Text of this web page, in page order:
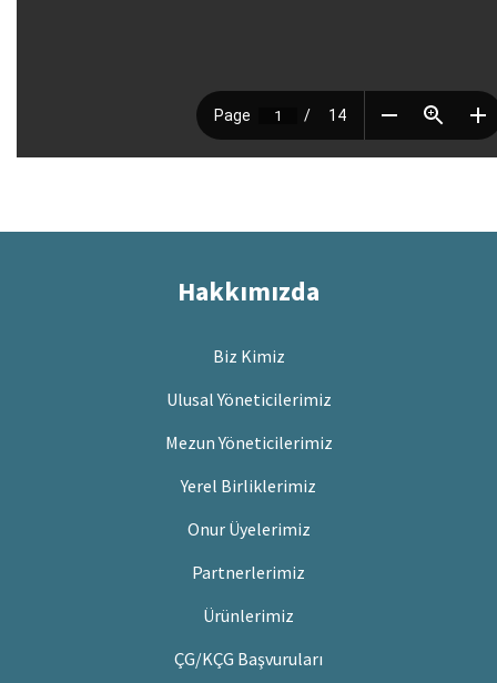
Hakkımızda
Biz Kimiz
Ulusal Yöneticilerimiz
Mezun Yöneticilerimiz
Yerel Birliklerimiz
Onur Üyelerimiz
Partnerlerimiz
Ürünlerimiz
ÇG/KÇG Başvuruları